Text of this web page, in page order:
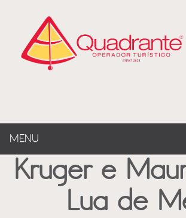
MENU
Kruger e
Lua de